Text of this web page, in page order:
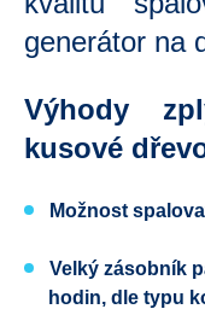
generátor na
Výhody
kusové
Možnost
Velký zásobník
hodin, dle typu